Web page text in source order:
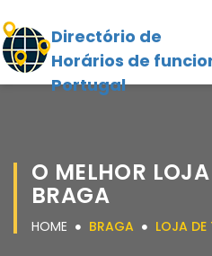
Directório de
Horários de
Portugal
O MELHOR
BRAGA
HOME BRAGA LOJA DE